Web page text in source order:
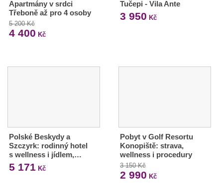
Apartmány v srdci
Třeboně až pro 4 osoby
5 200 Kč
4 400 Kč
Tučepi - Vila Ante
3 950 Kč
Polské Beskydy a
Szczyrk: rodinný hotel
s wellness i jídlem,…
5 171 Kč
Pobyt v Golf Resortu
Konopiště: strava,
wellness i procedury
3 150 Kč
2 990 Kč